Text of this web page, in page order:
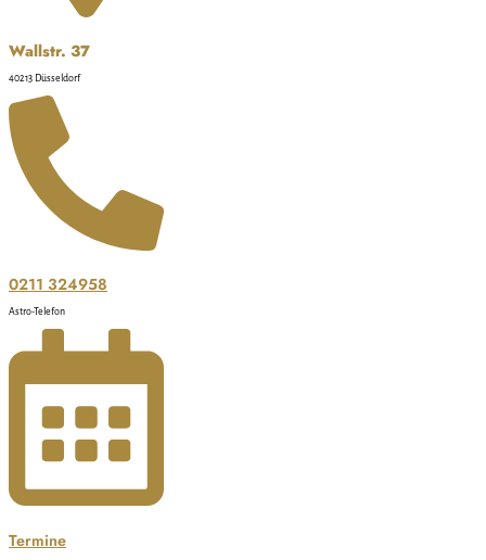
Wallstr. 37
40213 Düsseldorf
0211 324958
Astro-Telefon
Termine